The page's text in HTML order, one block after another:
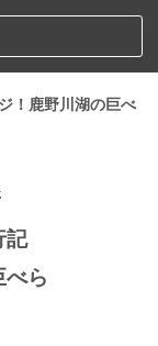
！鹿野川湖の巨べ
記
ら